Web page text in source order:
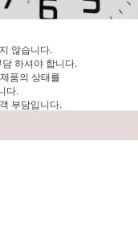
않습니다.
하셔야 합니다.
품의 상태를
다.
부담입니다.